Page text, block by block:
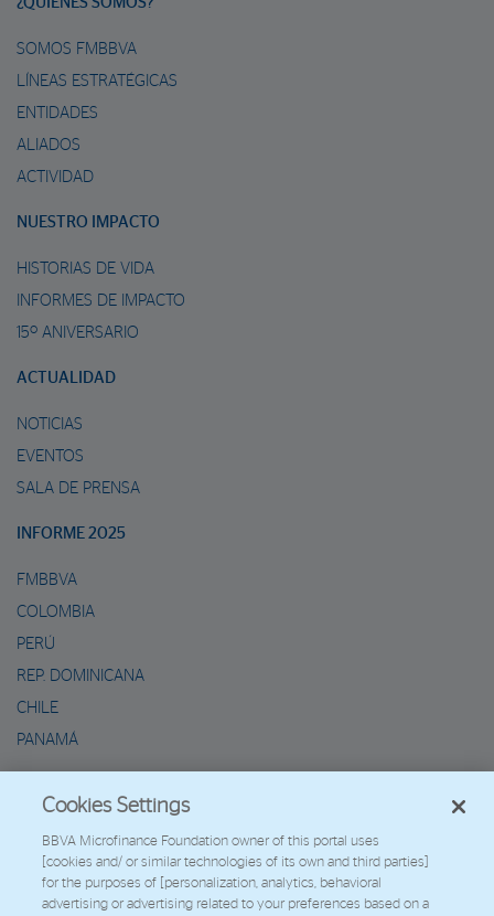
SOMOS FMBBVA
LÍNEAS ESTRATÉGICAS
ENTIDADES
ALIADOS
ACTIVIDAD
NUESTRO IMPACTO
HISTORIAS DE VIDA
INFORMES DE IMPACTO
15º ANIVERSARIO
ACTUALIDAD
NOTICIAS
EVENTOS
SALA DE PRENSA
INFORME 2025
FMBBVA
COLOMBIA
PERÚ
REP. DOMINICANA
CHILE
PANAMÁ
2026 - Fundación Microfinanzas BBVA
Trabaja con nosotros
Cookies Settings
BBVA Microfinance Foundation owner of this portal uses
[cookies and/ or similar technologies of its own and third parties]
for the purposes of [personalization, analytics, behavioral
advertising or advertising related to your preferences based on a